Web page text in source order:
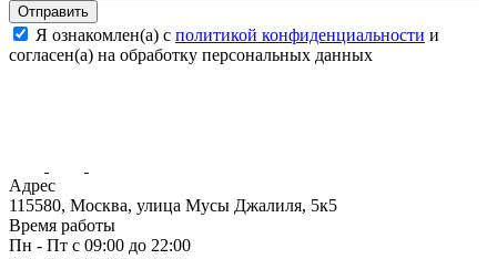
Отправить
Я ознакомлен(а) с политикой конфиденциальности и
согласен(а) на обработку персональных данных
Адрес
115580, Москва, улица Мусы Джалиля, 5к5
Время работы
Пн - Пт с 09:00 до 22:00